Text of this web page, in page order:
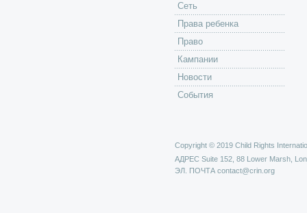
Сеть
Права ребенка
Право
Кампании
Новости
События
Copyright © 2019 Child Rights
АДРЕС Suite 152, 88 Lower Marsh,
ЭЛ. ПОЧТА contact@crin.org